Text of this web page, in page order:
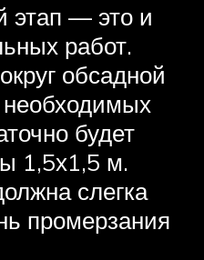
этап — это и
работ.
обсадной
необходимых
будет
1,5х1,5 м.
слегка
промерзания